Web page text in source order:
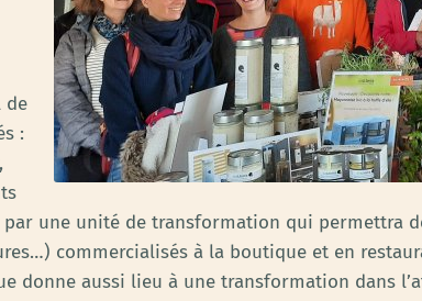
de
:
par une unité de transformation qui permettra
commercialisés à la boutique et en
donne aussi lieu à une transformation dans